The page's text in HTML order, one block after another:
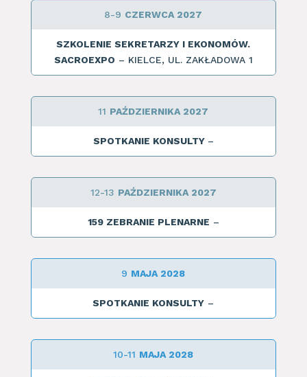
8-9 CZERWCA 2027
SZKOLENIE SEKRETARZY I EKONOMÓW.
SACROEXPO – KIELCE, UL. ZAKŁADOWA 1
11 PAŹDZIERNIKA 2027
SPOTKANIE KONSULTY –
12-13 PAŹDZIERNIKA 2027
159 ZEBRANIE PLENARNE –
9 MAJA 2028
SPOTKANIE KONSULTY –
10-11 MAJA 2028